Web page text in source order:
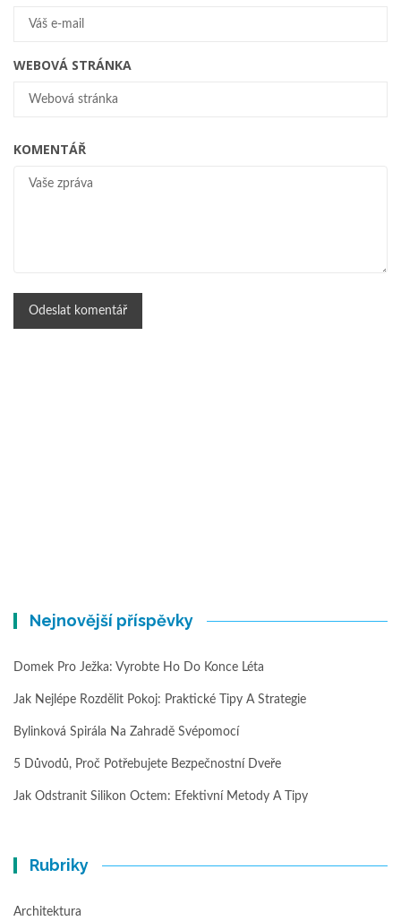
WEBOVÁ STRÁNKA
KOMENTÁŘ
Nejnovější příspěvky
Domek Pro Ježka: Vyrobte Ho Do Konce Léta
Jak Nejlépe Rozdělit Pokoj: Praktické Tipy A Strategie
Bylinková Spirála Na Zahradě Svépomocí
5 Důvodů, Proč Potřebujete Bezpečnostní Dveře
Jak Odstranit Silikon Octem: Efektivní Metody A Tipy
Rubriky
Architektura